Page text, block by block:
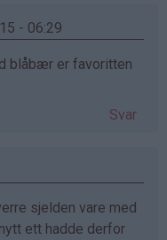
- 06:29
blåbær er favoritten
Svar
sjelden vare med
ett hadde derfor